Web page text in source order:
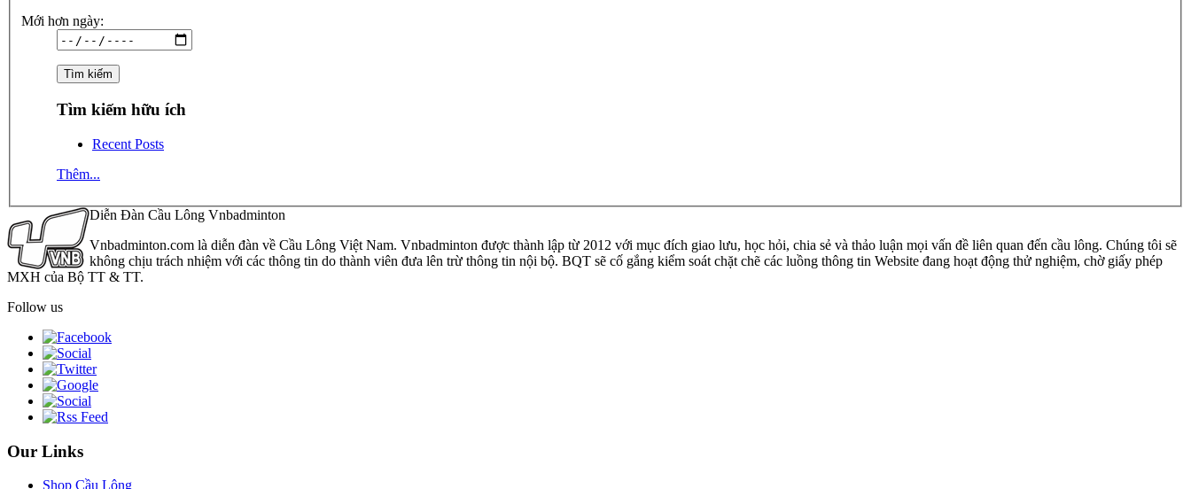
Mới hơn ngày:
Tìm kiếm hữu ích
Recent Posts
Thêm...
Diễn Đàn Cầu Lông Vnbadminton
Vnbadminton.com là diễn đàn về Cầu Lông Việt Nam. Vnbadminton được thành lập từ 2012 với mục đích giao lưu, học hỏi, chia sẻ và thảo luận mọi vấn đề liên quan đến cầu lông. Chúng tôi sẽ
không chịu trách nhiệm với các thông tin do thành viên đưa lên trừ thông tin nội bộ. BQT sẽ cố gắng kiểm soát chặt chẽ các luồng thông tin Website đang hoạt động thử nghiệm, chờ giấy phép
MXH của Bộ TT & TT.
Follow us
Our Links
Shop Cầu Lông